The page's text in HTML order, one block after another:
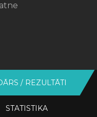
/ REZULTĀTI
STATISTIKA